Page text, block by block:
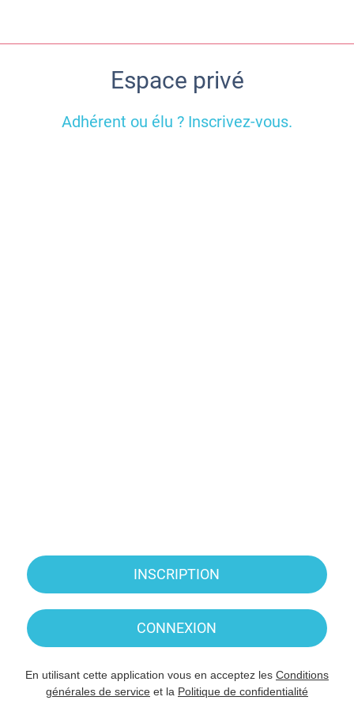
Espace privé
Adhérent ou élu ? Inscrivez-vous.
INSCRIPTION
CONNEXION
En utilisant cette application vous en acceptez les Conditions
générales de service et la Politique de confidentialité